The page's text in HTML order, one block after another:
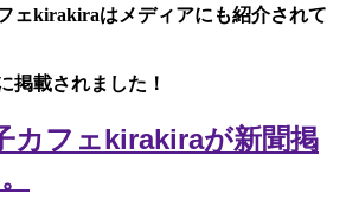
ェkirakiraは メディアにも紹介されて
掲載されました！